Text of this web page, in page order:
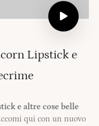
Lipstick e
e altre cose belle
qui con un nuovo